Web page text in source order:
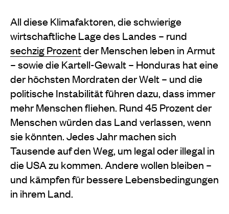
All diese Klimafaktoren, die schwierige
wirtschaftliche Lage des Landes – rund
sechzig Prozentder Menschen leben in Armut
– sowie die Kartell-Gewalt – Honduras hat eine
der höchsten Mordraten der Welt – und die
politische Instabilität führen dazu, dass immer
mehr Menschen fliehen. Rund 45 Prozent der
Menschen würden das Land verlassen, wenn
sie könnten. Jedes Jahr machen sich
Tausende auf den Weg, um legal oder illegal in
die USA zu kommen. Andere wollen bleiben –
und kämpfen für bessere Lebensbedingungen
in ihrem Land.